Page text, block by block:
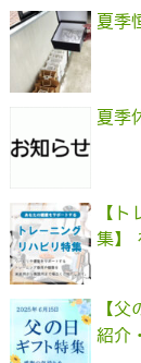
夏季
夏季
【
集】
【
紹介